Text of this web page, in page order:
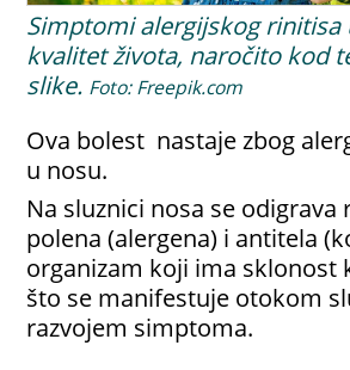
Simptomi alergijskog rinitisa
kvalitet života, naročito kod
slike. Foto: Freepik.com
Ova bolest nastaje zbog
u nosu.
Na sluznici nosa se odigrava
polena (alergena) i antitela
organizam koji ima sklonost
što se manifestuje otokom
razvojem simptoma.